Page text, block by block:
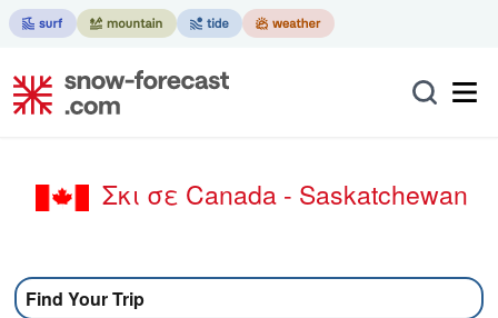
Σκι σε Canada - Saskatchewan
Find Your Trip